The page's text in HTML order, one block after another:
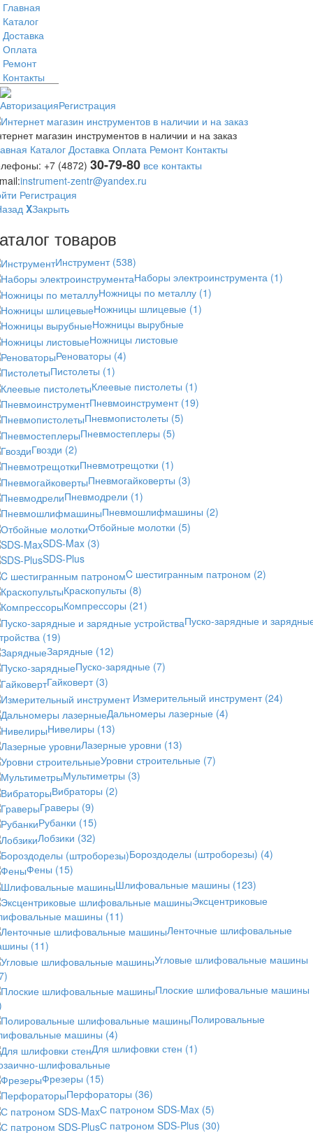
Главная
Каталог
Доставка
Оплата
Ремонт
Контакты
АвторизацияРегистрация
магазин инструментов в наличии и на заказ
Каталог Доставка Оплата Ремонт Контакты
+7 (4872) 30-79-80 все контакты
instrument-zentr@yandex.ru
Регистрация
XЗакрыть
товаров
Инструмент (538)
Наборы электроинструмента (1)
Ножницы по металлу (1)
Ножницы шлицевые (1)
Ножницы вырубные
Ножницы листовые
Реноваторы (4)
Пистолеты (1)
Клеевые пистолеты (1)
Пневмоинструмент (19)
Пневмопистолеты (5)
Пневмостеплеры (5)
Гвозди (2)
Пневмотрещотки (1)
Пневмогайковерты (3)
Пневмодрели (1)
Пневмошлифмашины (2)
Отбойные молотки (5)
SDS-Max (3)
SDS-Plus
C шестигранным патроном (2)
Краскопульты (8)
Компрессоры (21)
Пуско-зарядные и
(19)
Зарядные (12)
Пуско-зарядные (7)
Гайковерт (3)
Измерительный инструмент (24)
Дальномеры лазерные (4)
Нивелиры (13)
Лазерные уровни (13)
Уровни строительные (7)
Мультиметры (3)
Вибраторы (2)
Граверы (9)
Рубанки (15)
Лобзики (32)
Бороздоделы (штроборезы) (4)
Фены (15)
Шлифовальные машины (123)
Эксцентриковые
машины (11)
Ленточные шлифовальные
(11)
Угловые шлифовальные машины
Плоские шлифовальные машины
Полировальные
машины (4)
Для шлифовки стен (1)
шлифовальные
Фрезеры (15)
Перфораторы (36)
С патроном SDS-Max (5)
С патроном SDS-Plus (30)